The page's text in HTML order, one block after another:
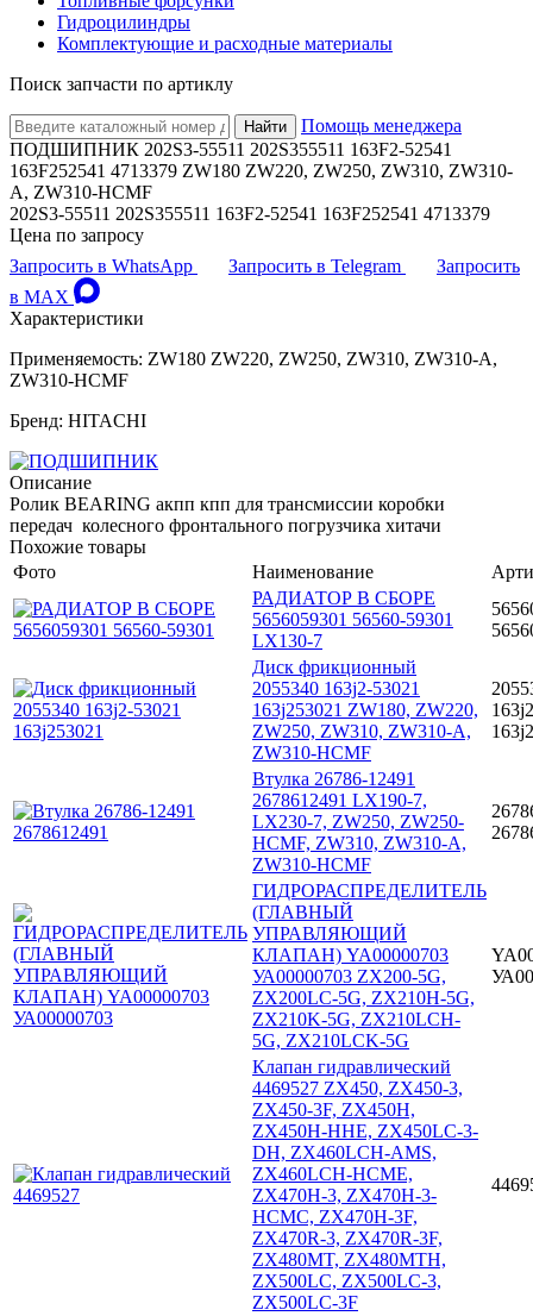
Гидроцилиндры
Комплектующие и расходные материалы
Поиск запчасти по артиклу
Найти
Помощь менеджера
ПОДШИПНИК 202S3-55511 202S355511 163F2-52541
163F252541 4713379 ZW180 ZW220, ZW250, ZW310, ZW310-
A, ZW310-HCMF
202S3-55511 202S355511 163F2-52541 163F252541 4713379
Цена по запросу
Запросить в WhatsApp
Запросить в Telegram
Запросить
в MAX
Характеристики
Применяемость: ZW180 ZW220, ZW250, ZW310, ZW310-A,
ZW310-HCMF
Бренд: HITACHI
Описание
Ролик BEARING акпп кпп для трансмиссии коробки
передач колесного фронтального погрузчика хитачи
Похожие товары
Фото
Наименование
РАДИАТОР В СБОРЕ
5656059301 56560-59301
LX130-7
Диск фрикционный
2055340 163j2-53021
163j253021 ZW180, ZW220,
ZW250, ZW310, ZW310-A,
ZW310-HCMF
Втулка 26786-12491
2678612491 LX190-7,
LX230-7, ZW250, ZW250-
HCMF, ZW310, ZW310-A,
ZW310-HCMF
ГИДРОРАСПРЕДЕЛИТЕЛЬ
(ГЛАВНЫЙ
УПРАВЛЯЮЩИЙ
КЛАПАН) YA00000703
УА00000703 ZX200-5G,
ZX200LC-5G, ZX210H-5G,
ZX210K-5G, ZX210LCH-
5G, ZX210LCK-5G
Клапан гидравлический
4469527 ZX450, ZX450-3,
ZX450-3F, ZX450H,
ZX450H-HHE, ZX450LC-3-
DH, ZX460LCH-AMS,
ZX460LCH-HCME,
ZX470H-3, ZX470H-3-
HCMC, ZX470H-3F,
ZX470R-3, ZX470R-3F,
ZX480MT, ZX480MTH,
ZX500LC, ZX500LC-3,
ZX500LC-3F